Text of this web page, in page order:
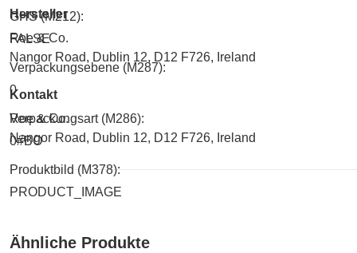
Hersteller
Roe & Co.
Nangor Road, Dublin 12, D12 F726, Ireland
Kontakt
Roe & Co.
Nangor Road, Dublin 12, D12 F726, Ireland
GHS (M212):
FALSE
Verpackungsebene (M287):
0
Verpackungsart (M286):
0#BO
Produktbild (M378):
PRODUCT_IMAGE
Ähnliche Produkte